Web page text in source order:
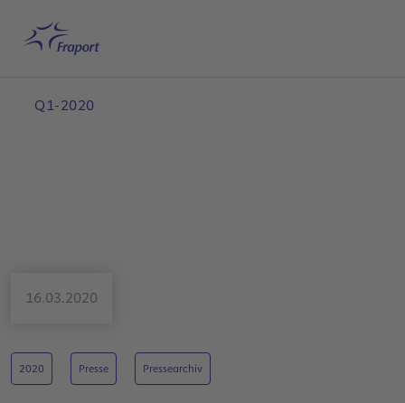
Startseite
Q1-2020
16.03.2020
2020 Presse Pressearchiv